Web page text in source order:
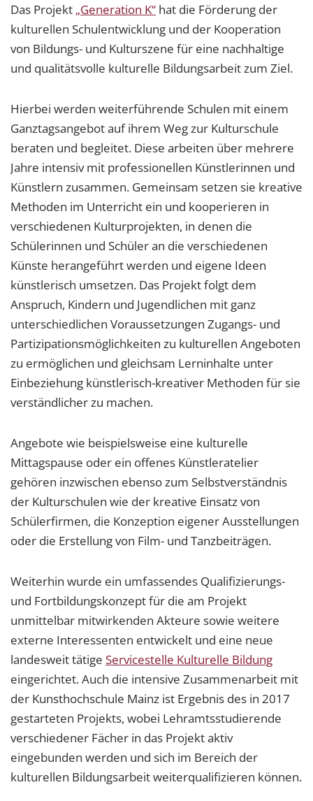
Das Projekt „Generation K“ hat die Förderung der
kulturellen Schulentwicklung und der Kooperation
von Bildungs- und Kulturszene für eine nachhaltige
und qualitätsvolle kulturelle Bildungsarbeit zum Ziel.
Hierbei werden weiterführende Schulen mit einem
Ganztagsangebot auf ihrem Weg zur Kulturschule
beraten und begleitet. Diese arbeiten über mehrere
Jahre intensiv mit professionellen Künstlerinnen und
Künstlern zusammen. Gemeinsam setzen sie kreative
Methoden im Unterricht ein und kooperieren in
verschiedenen Kulturprojekten, in denen die
Schülerinnen und Schüler an die verschiedenen
Künste herangeführt werden und eigene Ideen
künstlerisch umsetzen. Das Projekt folgt dem
Anspruch, Kindern und Jugendlichen mit ganz
unterschiedlichen Voraussetzungen Zugangs- und
Partizipationsmöglichkeiten zu kulturellen Angeboten
zu ermöglichen und gleichsam Lerninhalte unter
Einbeziehung künstlerisch-kreativer Methoden für sie
verständlicher zu machen.
Angebote wie beispielsweise eine kulturelle
Mittagspause oder ein offenes Künstleratelier
gehören inzwischen ebenso zum Selbstverständnis
der Kulturschulen wie der kreative Einsatz von
Schülerfirmen, die Konzeption eigener Ausstellungen
oder die Erstellung von Film- und Tanzbeiträgen.
Weiterhin wurde ein umfassendes Qualifizierungs-
und Fortbildungskonzept für die am Projekt
unmittelbar mitwirkenden Akteure sowie weitere
externe Interessenten entwickelt und eine neue
landesweit tätige Servicestelle Kulturelle Bildung
eingerichtet. Auch die intensive Zusammenarbeit mit
der Kunsthochschule Mainz ist Ergebnis des in 2017
gestarteten Projekts, wobei Lehramtsstudierende
verschiedener Fächer in das Projekt aktiv
eingebunden werden und sich im Bereich der
kulturellen Bildungsarbeit weiterqualifizieren können.